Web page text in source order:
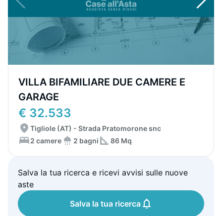
VILLA BIFAMILIARE DUE CAMERE E
GARAGE
€ 32.533
Tigliole (AT) - Strada Pratomorone snc
2 camere
2 bagni 86 Mq
Salva la tua ricerca e ricevi avvisi sulle nuove
aste
Salva la tua ricerca